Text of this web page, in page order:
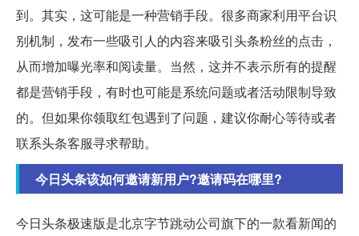
到。其实，这可能是一种营销手段。很多商家利用平台识
别机制，发布一些吸引人的内容来吸引头条粉丝的点击，
从而增加曝光率和阅读量。当然，这并不表示所有的提醒
都是营销手段，有时也可能是系统问题或者活动限制导致
的。但如果你领取红包遇到了问题，建议你耐心等待或者
联系头条客服寻求帮助。
今日头条该如何邀请新用户?邀请码在哪里?
今日头条极速版是北京字节跳动公司旗下的一款看新闻的